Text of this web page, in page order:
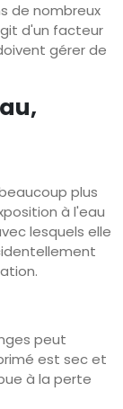
de nombreux
d'un facteur
gérer de
plus
à l'eau
lesquels elle
peut
est sec et
à la perte